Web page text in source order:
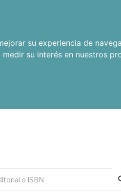
su experiencia de
medir su interés en nuestros